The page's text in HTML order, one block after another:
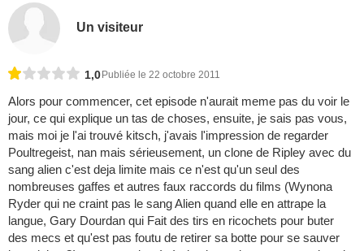
Un visiteur
1,0 Publiée le 22 octobre 2011
Alors pour commencer, cet episode n'aurait meme pas du voir le
jour, ce qui explique un tas de choses, ensuite, je sais pas vous,
mais moi je l'ai trouvé kitsch, j'avais l'impression de regarder
Poultregeist, nan mais sérieusement, un clone de Ripley avec du
sang alien c'est deja limite mais ce n'est qu'un seul des
nombreuses gaffes et autres faux raccords du films (Wynona
Ryder qui ne craint pas le sang Alien quand elle en attrape la
langue, Gary Dourdan qui Fait des tirs en ricochets pour buter
des mecs et qu'est pas foutu de retirer sa botte pour se sauver